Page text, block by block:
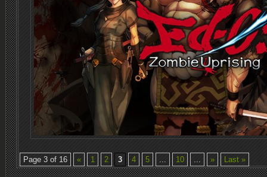
Page 3 of 16 « 1 2 3 4 5 ... 10 ... » Last »